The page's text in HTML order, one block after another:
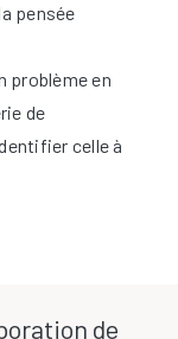
pensée
problème en
de
celle à
de